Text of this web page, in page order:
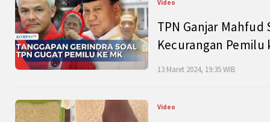
Video
TPN Ganjar Mahfud
Kecurangan Pemilu
13 Maret 2024, 19:35 WIB
Video